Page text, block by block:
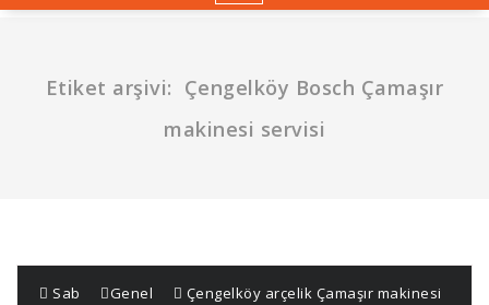
navigation
Etiket arşivi: Çengelköy Bosch Çamaşır
makinesi servisi
Sab Genel
Çengelköy arçelik Çamaşır makinesi